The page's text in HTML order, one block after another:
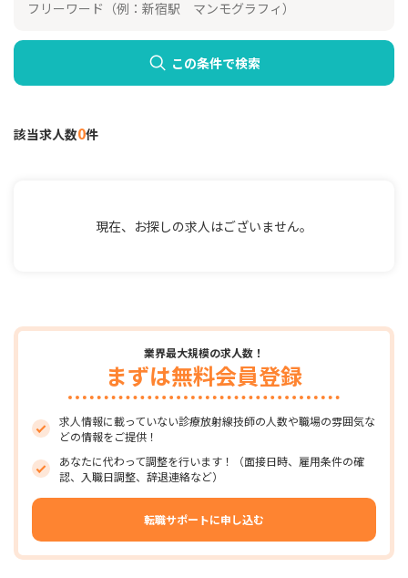
この条件で検索
該当求人数0件
現在、お探しの求人はございません。
業界最大規模の求人数！
まずは無料会員登録
求人情報に載っていない診療放射線技師の人数や職場の雰囲気な
どの情報をご提供！
あなたに代わって調整を行います！（面接日時、雇用条件の確
認、入職日調整、辞退連絡など）
転職サポートに申し込む